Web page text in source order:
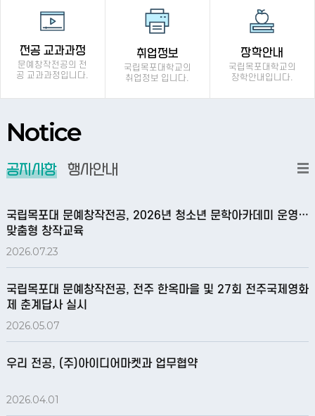
전공 교과과정
문예창작전공의 전
공 교과과정입니다.
취업정보
국립목포대학교의
취업정보 입니다.
장학안내
국립목포대학교의
장학안내입니다.
Notice
공지사항
국립목포대 문예창작전공, 2026년 청소년 문학아카데미 운영…
맞춤형 창작교육
2026.07.23
국립목포대 문예창작전공, 전주 한옥마을 및 27회 전주국제영화
제 춘계답사 실시
2026.05.07
우리 전공, (주)아이디어마켓과 업무협약
2026.04.01
행사안내